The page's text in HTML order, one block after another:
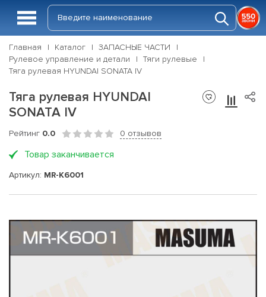
Главная Каталог
ЗАПАСНЫЕ ЧАСТИ
Рулевое управление и детали
Тяги рулевые
Тяга рулевая HYUNDAI SONATA IV
Тяга рулевая HYUNDAI
SONATA IV
Рейтинг 0.0 0 отзывов
Товар заканчивается
Артикул: MR-K6001